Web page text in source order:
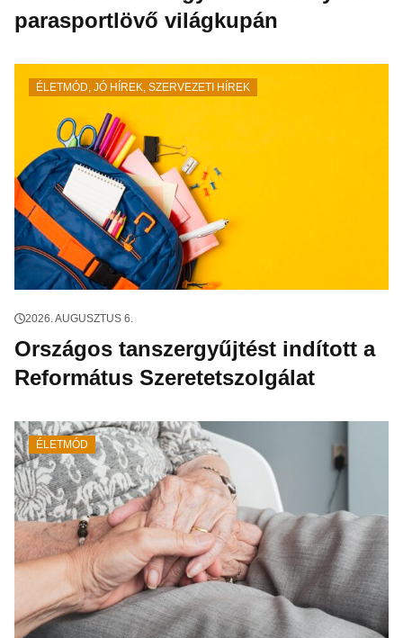
parasportlövő világkupán
ÉLETMÓD, JÓ HÍREK, SZERVEZETI HÍREK
2026. AUGUSZTUS 6.
Országos tanszergyűjtést indított a
Református Szeretetszolgálat
ÉLETMÓD